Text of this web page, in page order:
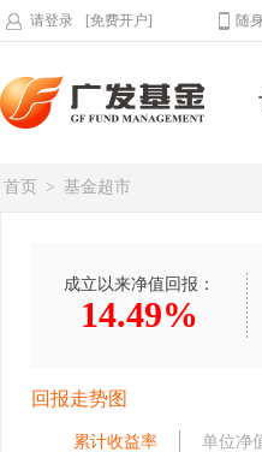
请登录 [免费开户] 随
首页 > 基金超市
成立以来净值回报：
14.49%
回报走势图
累计收益率 单位净